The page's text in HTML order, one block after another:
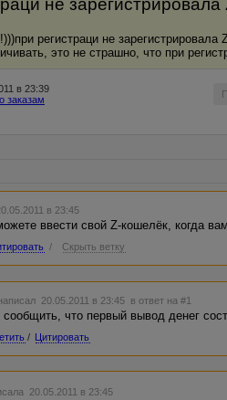
регистраци не
это не страшно, что при
в 23:39
заказам
в 23:45
ввести свой Z-кошелёк, когда
/ Скрыть ветку
20.05.2011 в 23:45 в ответ на #1
что первый вывод денег
/ Цитировать
20.05.2011 в 23:45